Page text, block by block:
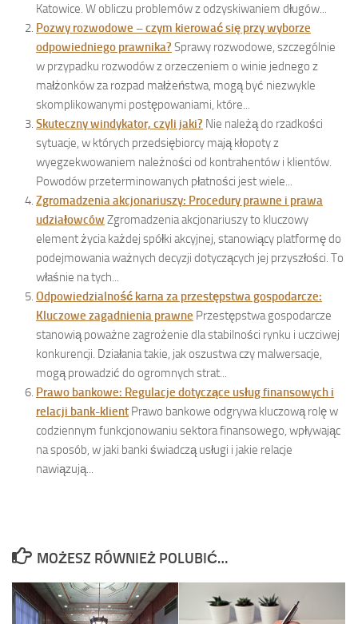
Katowice. W obliczu problemów z odzyskiwaniem długów...
Pozwy rozwodowe – czym kierować się przy wyborze
odpowiedniego prawnika? Sprawy rozwodowe, szczególnie
w przypadku rozwodów z orzeczeniem o winie jednego z
małżonków za rozpad małżeństwa, mogą być niezwykle
skomplikowanymi postępowaniami, które...
Skuteczny windykator, czyli jaki? Nie należą do rzadkości
sytuacje, w których przedsiębiorcy mają kłopoty z
wyegzekwowaniem należności od kontrahentów i klientów.
Powodów przeterminowanych płatności jest wiele...
Zgromadzenia akcjonariuszy: Procedury prawne i prawa
udziałowców Zgromadzenia akcjonariuszy to kluczowy
element życia każdej spółki akcyjnej, stanowiący platformę do
podejmowania ważnych decyzji dotyczących jej przyszłości. To
właśnie na tych...
Odpowiedzialność karna za przestępstwa gospodarcze:
Kluczowe zagadnienia prawne Przestępstwa gospodarcze
stanowią poważne zagrożenie dla stabilności rynku i uczciwej
konkurencji. Działania takie, jak oszustwa czy malwersacje,
mogą prowadzić do ogromnych strat...
Prawo bankowe: Regulacje dotyczące usług finansowych i
relacji bank-klient Prawo bankowe odgrywa kluczową rolę w
codziennym funkcjonowaniu sektora finansowego, wpływając
na sposób, w jaki banki świadczą usługi i jakie relacje
nawiązują...
MOŻESZ RÓWNIEŻ POLUBIĆ…